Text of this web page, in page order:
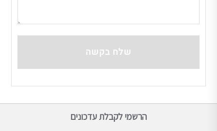
הרשמי לקבלת עדכונים